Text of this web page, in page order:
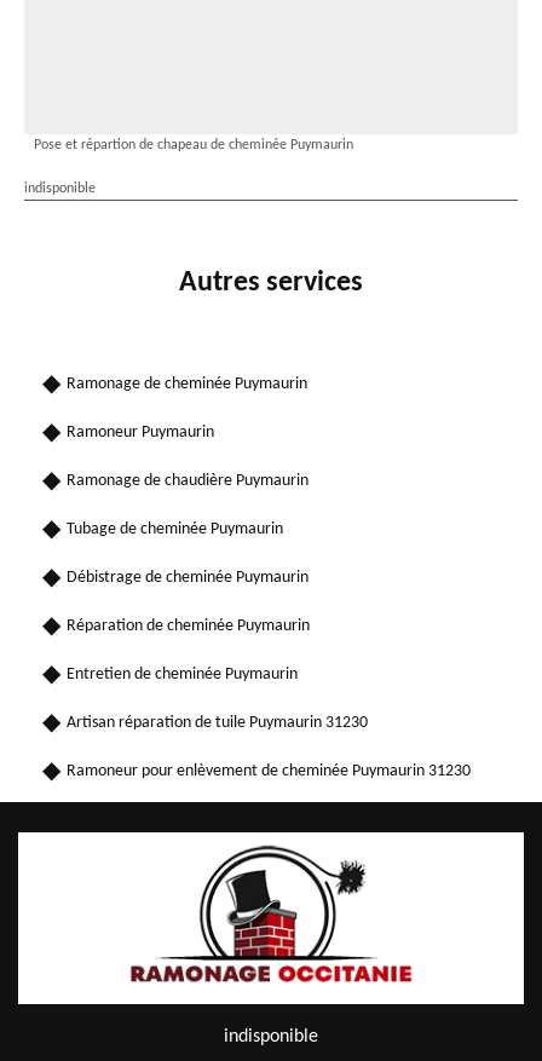
Pose et répartion de chapeau de cheminée Puymaurin
indisponible
Autres services
Ramonage de cheminée Puymaurin
Ramoneur Puymaurin
Ramonage de chaudière Puymaurin
Tubage de cheminée Puymaurin
Débistrage de cheminée Puymaurin
Réparation de cheminée Puymaurin
Entretien de cheminée Puymaurin
Artisan réparation de tuile Puymaurin 31230
Ramoneur pour enlèvement de cheminée Puymaurin 31230
indisponible